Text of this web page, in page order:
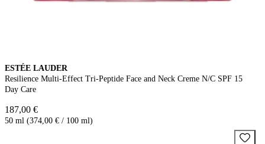
ESTÉE LAUDER
Resilience Multi-Effect Tri-Peptide Face and Neck Creme N/C SPF 15
Day Care
187,00 €
50 ml (374,00 € / 100 ml)